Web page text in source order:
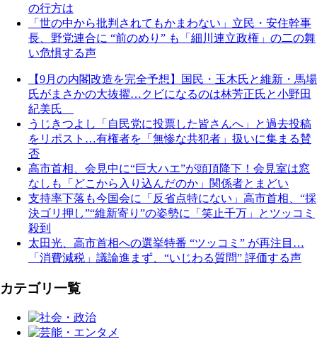
の行方は
「世の中から批判されてもかまわない」立民・安住幹事
長、野党連合に “前のめり” も「細川連立政権」の二の舞
い危惧する声
【9月の内閣改造を完全予想】国民・玉木氏と維新・馬場
氏がまさかの大抜擢…クビになるのは林芳正氏と小野田
紀美氏
うじきつよし「自民党に投票した皆さんへ」と過去投稿
をリポスト…有権者を「無惨な共犯者」扱いに集まる賛
否
高市首相、会見中に“巨大ハエ”が頭頂降下！会見室は窓
なしも「どこから入り込んだのか」関係者とまどい
支持率下落も今国会に「反省点特にない」高市首相、“採
決ゴリ押し”“維新寄り”の姿勢に「笑止千万」とツッコミ
殺到
太田光、高市首相への選挙特番 “ツッコミ” が再注目…
「消費減税」議論進まず、“いじわる質問” 評価する声
カテゴリ一覧